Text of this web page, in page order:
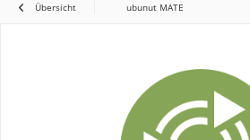
Übersicht ubunut MATE